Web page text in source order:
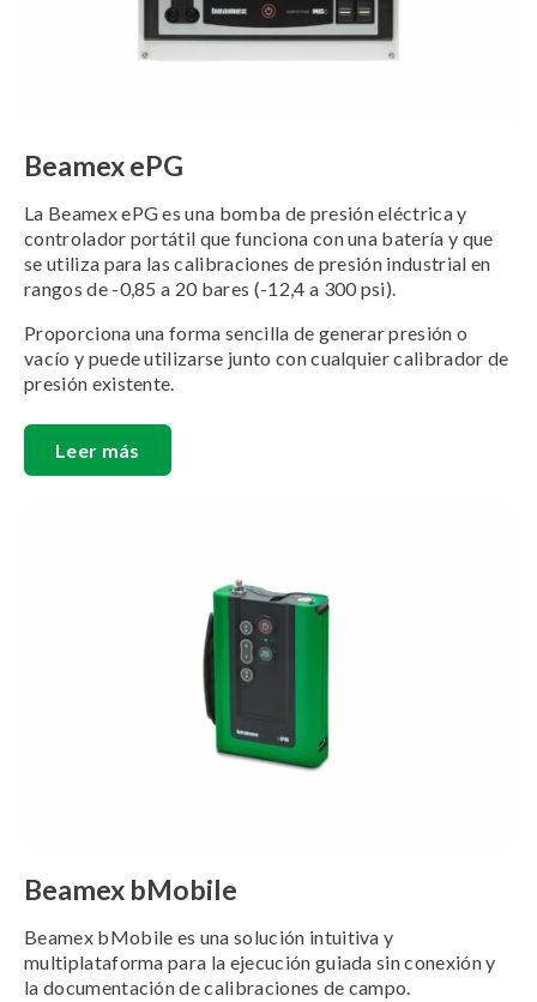
Beamex ePG
La Beamex ePG es una bomba de presión eléctrica y
controlador portátil que funciona con una batería y que
se utiliza para las calibraciones de presión industrial en
rangos de -0,85 a 20 bares (-12,4 a 300 psi).
Proporciona una forma sencilla de generar presión o
vacío y puede utilizarse junto con cualquier calibrador de
presión existente.
Leer más
Beamex bMobile
Beamex bMobile es una solución intuitiva y
multiplataforma para la ejecución guiada sin conexión y
la documentación de calibraciones de campo.